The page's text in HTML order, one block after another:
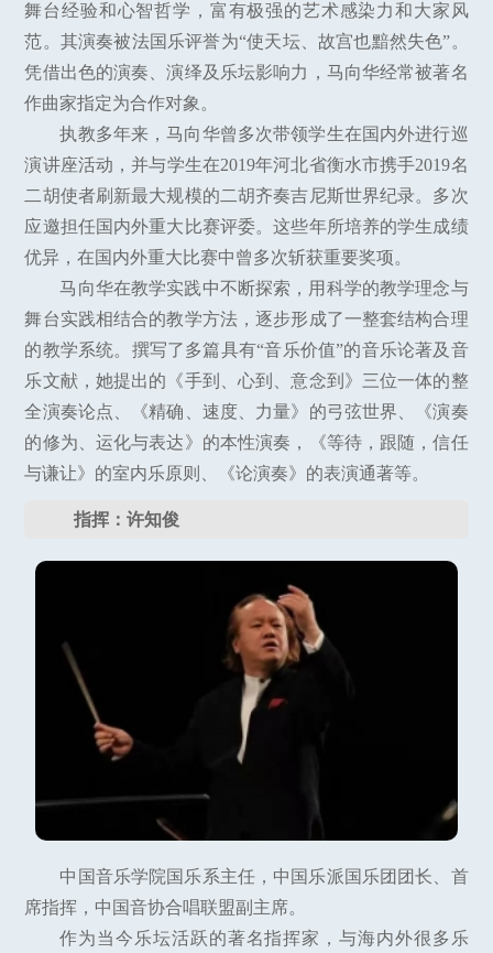
舞台经验和心智哲学，富有极强的艺术感染力和大家风
范。其演奏被法国乐评誉为“使天坛、故宫也黯然失色”。
凭借出色的演奏、演绎及乐坛影响力，马向华经常被著名
作曲家指定为合作对象。
执教多年来，马向华曾多次带领学生在国内外进行巡
演讲座活动，并与学生在2019年河北省衡水市携手2019名
二胡使者刷新最大规模的二胡齐奏吉尼斯世界纪录。多次
应邀担任国内外重大比赛评委。这些年所培养的学生成绩
优异，在国内外重大比赛中曾多次斩获重要奖项。
马向华在教学实践中不断探索，用科学的教学理念与
舞台实践相结合的教学方法，逐步形成了一整套结构合理
的教学系统。撰写了多篇具有“音乐价值”的音乐论著及音
乐文献，她提出的《手到、心到、意念到》三位一体的整
全演奏论点、《精确、速度、力量》的弓弦世界、《演奏
的修为、运化与表达》的本性演奏，《等待，跟随，信任
与谦让》的室内乐原则、《论演奏》的表演通著等。
指挥：许知俊
中国音乐学院国乐系主任，中国乐派国乐团团长、首
席指挥，中国音协合唱联盟副主席。
作为当今乐坛活跃的著名指挥家，与海内外很多乐